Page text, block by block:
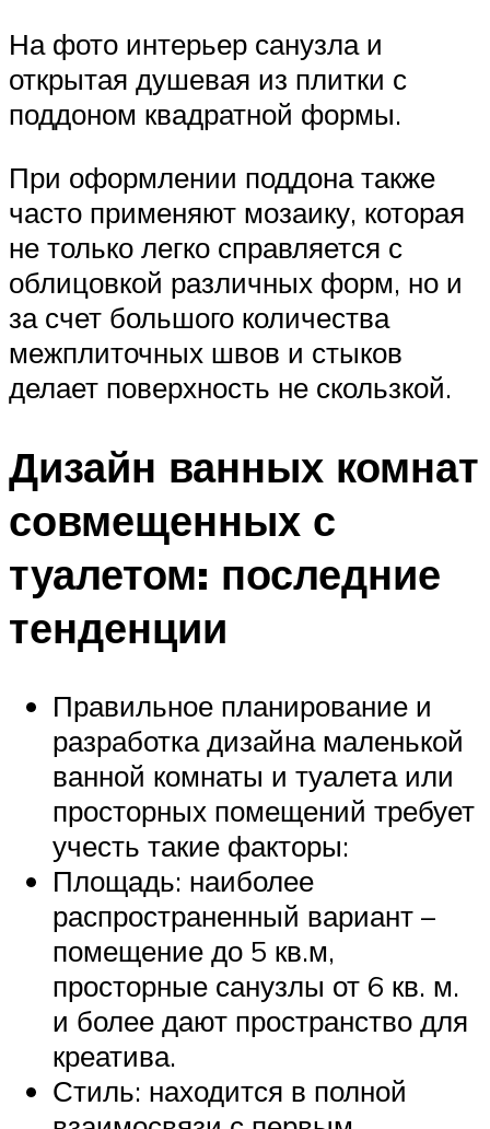
На фото интерьер санузла и
открытая душевая из плитки с
поддоном квадратной формы.
При оформлении поддона также
часто применяют мозаику, которая
не только легко справляется с
облицовкой различных форм, но и
за счет большого количества
межплиточных швов и стыков
делает поверхность не скользкой.
Дизайн ванных комнат
совмещенных с
туалетом: последние
тенденции
Правильное планирование и
разработка дизайна маленькой
ванной комнаты и туалета или
просторных помещений требует
учесть такие факторы:
Площадь: наиболее
распространенный вариант –
помещение до 5 кв.м,
просторные санузлы от 6 кв. м.
и более дают пространство для
креатива.
Стиль: находится в полной